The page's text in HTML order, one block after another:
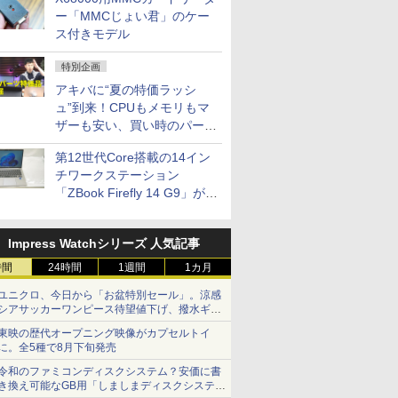
ー「MMCじょい君」のケー
ス付きモデル
特別企画
アキバに“夏の特価ラッシ
ュ”到来！CPUもメモリもマ
ザーも安い、買い時のパーツ
は？【8月7日(金)22時配信】
第12世代Core搭載の14イン
チワークステーション
「ZBook Firefly 14 G9」が
セール
Impress Watchシリーズ 人気記事
24時間 1週間 1カ月
ニクロ、今日から「お盆特別セール」。涼感
アサッカーワンピース待望値下げ、撥水ギア
ョーツは1990円に
映の歴代オープニング映像がカプセルトイ
。全5種で8月下旬発売
和のファミコンディスクシステム？安価に書
換え可能なGB用「しましまディスクシステ